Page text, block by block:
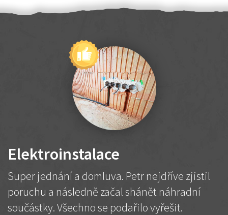
Elektroinstalace
Super jednání a domluva. Petr nejdříve zjistil
poruchu a následně začal shánět náhradní
součástky. Všechno se podařilo vyřešit.